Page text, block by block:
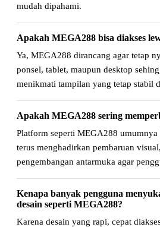
mudah dipahami.
Apakah MEGA288 bisa diakses
Ya, MEGA288 dirancang agar tetap
ponsel, tablet, maupun desktop
menikmati tampilan yang tetap stabil
Apakah MEGA288 sering
Platform seperti MEGA288
terus menghadirkan pembaruan
pengembangan antarmuka agar
Kenapa banyak pengguna
desain seperti MEGA288?
Karena desain yang rapi, cepat